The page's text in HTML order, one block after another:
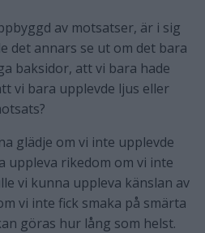
av motsatser, är i sig
det annars se ut om det bara
baksidor, att vi bara hade
vi bara upplevde ljus eller
glädje om vi inte upplevde
uppleva rikedom om vi inte
vi kunna uppleva känslan av
vi inte fick smaka på smärta
göras hur lång som helst.